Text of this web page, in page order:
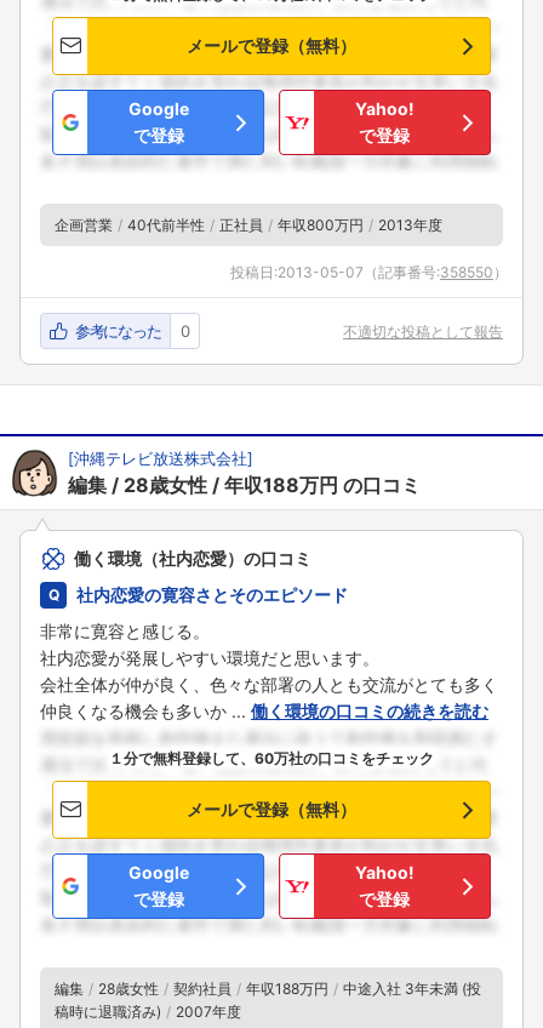
メールで登録（無料）
Google
で登録
Yahoo!
で登録
企画営業 40代前半性 正社員 年収800万円 2013年度
投稿日:2013-05-07 （記事番号:358550 ）
参考になった 0 不適切な投稿として報告
[沖縄テレビ放送株式会社]
編集 28歳女性 年収188万円 の口コミ
働く環境（社内恋愛）の口コミ
社内恋愛の寛容さとそのエピソード
非常に寛容と感じる。
社内恋愛が発展しやすい環境だと思います。
会社全体が仲が良く、色々な部署の人とも交流がとても多く
仲良くなる機会も多いか ... 働く環境の口コミの続きを読む
１分で無料登録して、60万社の口コミをチェック
メールで登録（無料）
Google
で登録
Yahoo!
で登録
編集 28歳女性 契約社員 年収188万円
中途入社 3年未満 (投
稿時に退職済み)
2007年度